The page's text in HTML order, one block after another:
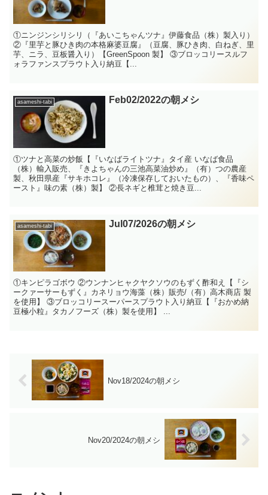
①ニンジンシリシリ（『あいこちゃんツナ』伊藤食品（株）製入り）
②『里芋と豚ひき肉の本格麻婆豆腐』（豆腐、豚ひき肉、白ねぎ、里
芋、ニラ、豆板醤入り）【GreenSpoon 製】 ③ブロッコリースルフ
ォラファンスプラウト入り納豆【...
asameshi-tabi Feb02/2022の朝メシ
①ツナと高菜の炒飯【『いなばライトツナ』タイ産 いなば食品
（株）輸入販売、『きよちゃんの三池高菜油炒め』（有）つの農産
製、秋田県産『サキホコレ』（冷凍保存しておいたもの）、『香味ペ
ースト』味の素（株）製】 ②長ネギと椎茸と焼き豆...
asameshi-tabi Jul07/2026の朝メシ
①キンピラゴボウ ②ウンナンヒャクヤクソウのもずく酢和え【『シ
ークァーサーもずく』カネリョウ海藻（株）販売/（有）高木商店 製
を使用】 ③ブロッコリースーパースプラウト入り納豆【『おかめ納
豆極小粒』タカノフーズ（株）製を使用】 ...
Nov18/2024の朝メシ
Nov20/2024の朝メシ